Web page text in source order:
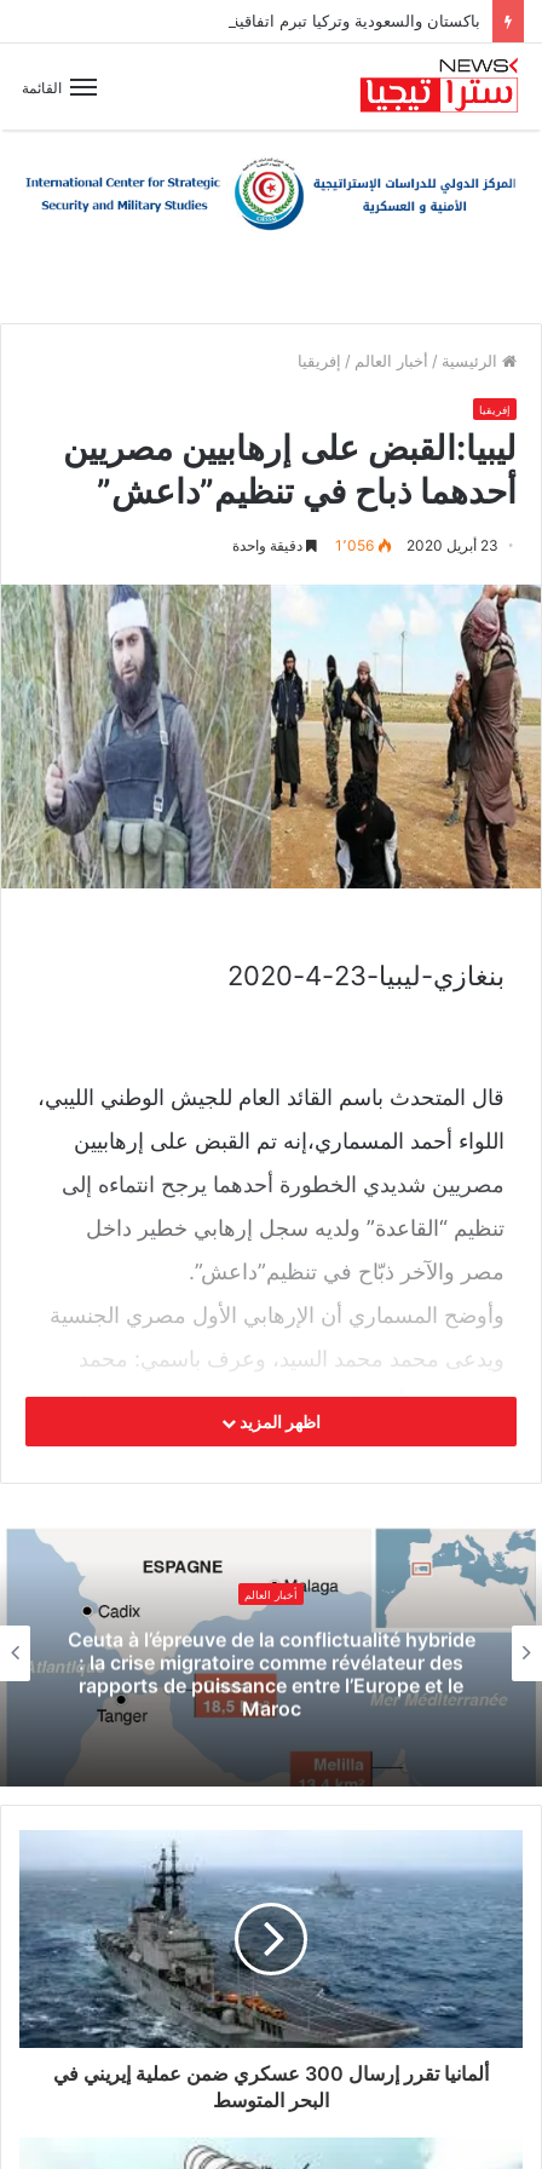
باكستان والسعودية وتركيا تبرم اتفاقية دفاع مشترك
القائمة
الرئيسية / أخبار العالم / إفريقيا
إفريقيا
ليبيا:القبض على إرهابيين مصريين
أحدهما ذباح في تنظيم”داعش”
23 أبريل 2020 1٬056 دقيقة واحدة
بنغازي-ليبيا-23-4-2020
قال المتحدث باسم القائد العام للجيش الوطني الليبي،
اللواء أحمد المسماري،إنه تم القبض على إرهابيين
مصريين شديدي الخطورة أحدهما يرجح انتماءه إلى
تنظيم “القاعدة” ولديه سجل إرهابي خطير داخل
مصر والآخر ذبّاح في تنظيم”داعش”.
وأوضح المسماري أن الإرهابي الأول مصري الجنسية
ويدعى محمد محمد السيد، وعرف باسمي: محمد
السنبختي وأبو خالد منير، وتم القبض عليه من قبل
عناصر الإستخبارات في العاصمة طرابلس وتم ترحيله
بنجاح إلى بنغازي.
وأشار إلى أن هذا الإرهابي هو مساعد هشام
عشماوي، وقد شارك في تفجير كنائس في مصر،
مشيرًا إلى أنه لديه شقيقين مسجونين في مصر على
ذمة قضايا إرهاب.
أما الإرهابي المصري الآخر فيدعى عبدالمجيد
عبدالباري، يتبع تنظيم “داعش” الإرهابي، وقد قام بذبح
العديد من العسكريين في سوريا وغيرها من المناطق
وهو مطلوب لدى عدة أجهزة أمنية دولية.
وأفاد المسماري، بأن الإرهابي عندما اكتشف في
سوريا كان يحمل الجنسية البريطانية، بعد ذلك طلبت
بريطانيا من تركيا مراقبته لكنها قالت إنه اختفى تماما.
ميدانيا،
كشف المسماري خلال مؤتمر صحفي عقده مساء
أمس الأربعاء،عن سير العمليات قائلا:إن مسرح
العمليات يبدأ من الوشكة إلى الحدود التونسية، ومن
اظهر المزيد
أخبار العالم
Ceuta à l’épreuve de la conflictualité hybride
: la crise migratoire comme révélateur des
rapports de puissance entre l’Europe et le
Maroc
ألمانيا تقرر إرسال 300 عسكري ضمن عملية إيريني في
البحر المتوسط